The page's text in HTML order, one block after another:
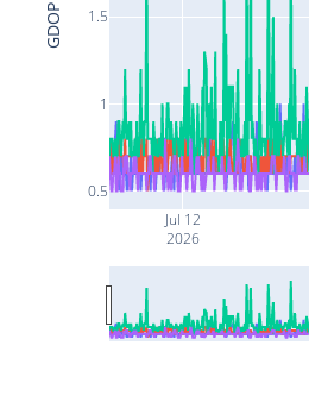
Jul 12
2026
0.5
1
1.5
GDOP